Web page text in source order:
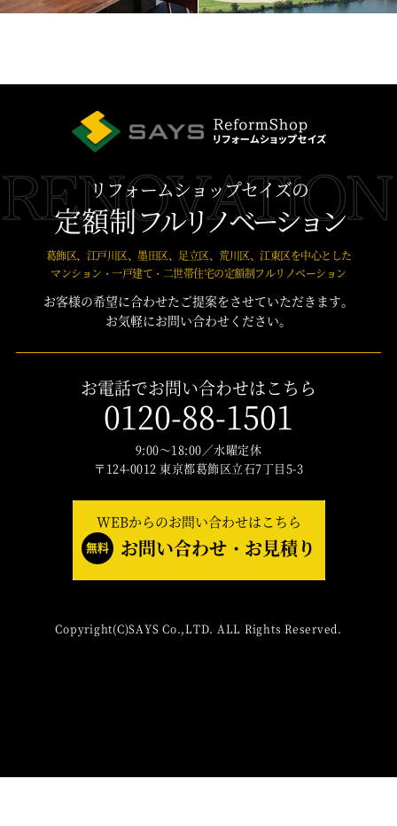
リフォームショップセイズの
定額制フルリノベーション
葛飾区、江戸川区、墨田区、足立区、荒川区、江東区を中心とした
マンション・一戸建て・二世帯住宅の定額制フルリノベーション
お客様の希望に合わせたご提案をさせていただきます。
お気軽にお問い合わせください。
お電話でお問い合わせはこちら
0120-88-1501
9:00～18:00／水曜定休
〒124-0012 東京都葛飾区立石7丁目5-3
WEBからのお問い合わせはこちら
無料 お問い合わせ・お見積り
Copyright(C)SAYS Co.,LTD. ALL Rights Reserved.